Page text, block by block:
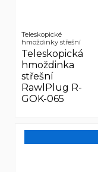
Teleskopické
hmoždinky střešní
Teleskopická
hmoždinka
střešní
RawlPlug R-
GOK-065